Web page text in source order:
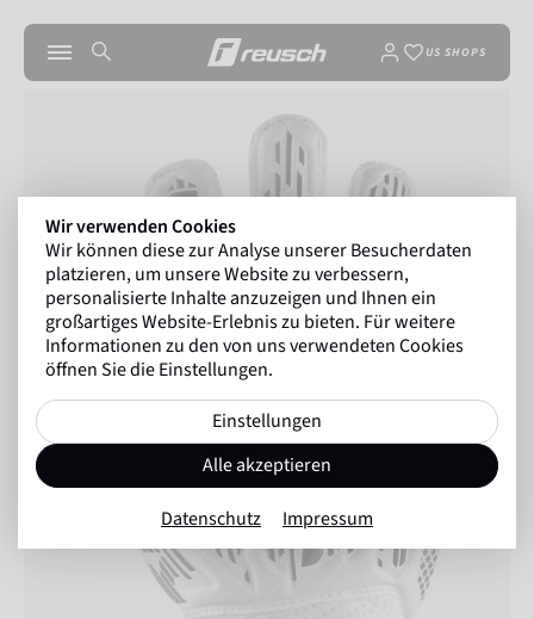
US SHOPS
Wir verwenden Cookies
Wir können diese zur Analyse unserer Besucherdaten
platzieren, um unsere Website zu verbessern,
personalisierte Inhalte anzuzeigen und Ihnen ein
großartiges Website-Erlebnis zu bieten. Für weitere
Informationen zu den von uns verwendeten Cookies
öffnen Sie die Einstellungen.
Einstellungen
Alle akzeptieren
Datenschutz Impressum